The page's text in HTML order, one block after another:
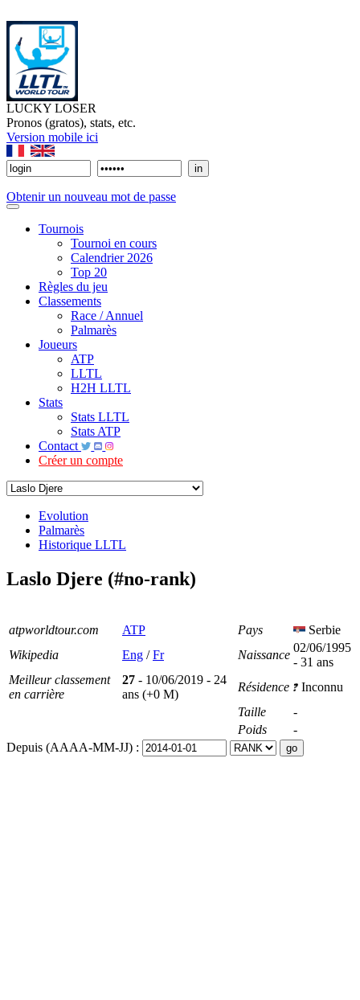
LUCKY LOSER
Pronos (gratos), stats, etc.
Version mobile ici
Obtenir un nouveau mot de passe
Tournois
Tournoi en cours
Calendrier 2026
Top 20
Règles du jeu
Classements
Race / Annuel
Palmarès
Joueurs
ATP
LLTL
H2H LLTL
Stats
Stats LLTL
Stats ATP
Contact
Créer un compte
Evolution
Palmarès
Historique LLTL
Laslo Djere (#no-rank)
atpworldtour.com ATP Pays
Serbie
Wikipedia
Eng /Fr Naissance
02/06/1995
- 31 ans
Meilleur classement
en carrière
27 - 10/06/2019 - 24
ans (+0 M)
Résidence
Inconnu
Taille
-
Poids
-
Depuis (AAAA-MM-JJ) :